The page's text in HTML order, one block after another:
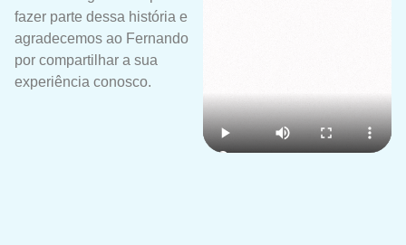
fazer parte dessa história e
agradecemos ao Fernando
por compartilhar a sua
experiência conosco.